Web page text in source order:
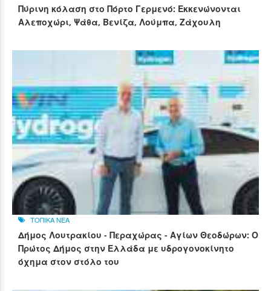
Πύρινη κόλαση στο Πόρτο Γερμενό: Εκκενώνονται
Αλεποχώρι, Ψάθα, Βενίζα, Λούμπα, Ζάχουλη
ΤΟΠΙΚΑ ΝΕΑ
Δήμος Λουτρακίου - Περαχώρας - Αγίων Θεοδώρων: Ο
Πρώτος Δήμος στην Ελλάδα με υδρογονοκίνητο
όχημα στον στόλο του